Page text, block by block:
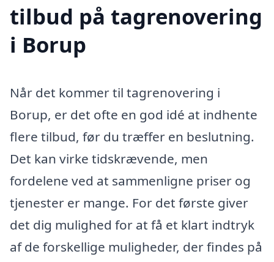
tilbud på tagrenovering
i Borup
Når det kommer til tagrenovering i
Borup, er det ofte en god idé at indhente
flere tilbud, før du træffer en beslutning.
Det kan virke tidskrævende, men
fordelene ved at sammenligne priser og
tjenester er mange. For det første giver
det dig mulighed for at få et klart indtryk
af de forskellige muligheder, der findes på